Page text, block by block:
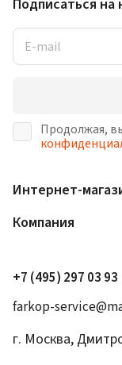
Подписаться на
Продолжая,
Интернет-
Компания
+7 (495) 297 03 93
farkop-
г. Москва,